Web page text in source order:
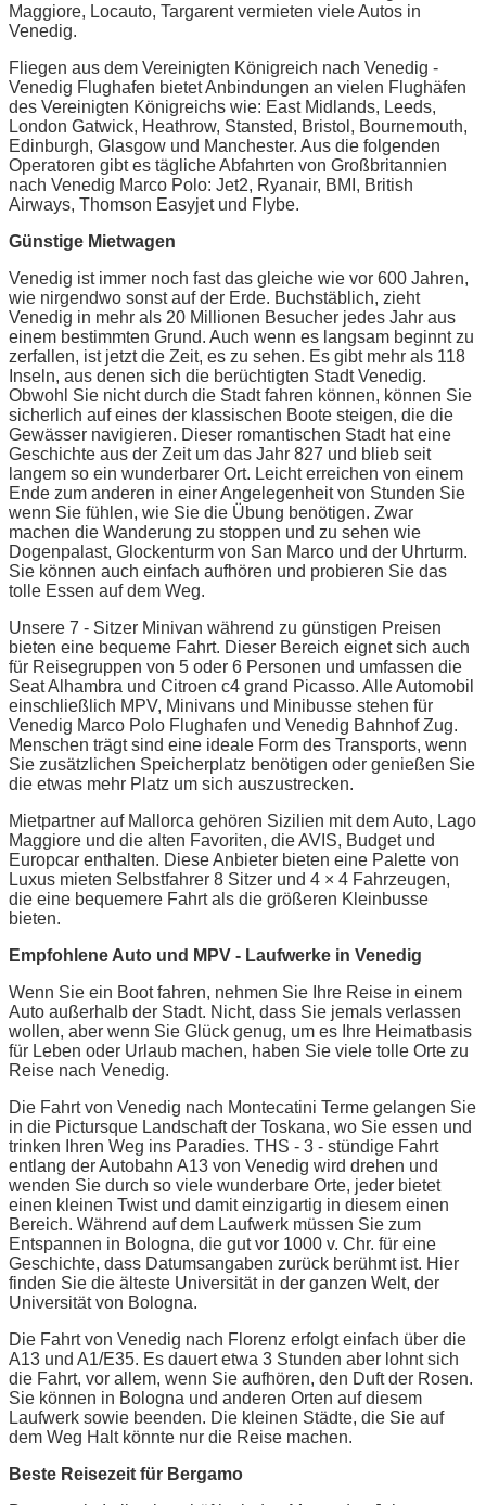
Maggiore, Locauto, Targarent vermieten viele Autos in
Venedig.
Fliegen aus dem Vereinigten Königreich nach Venedig -
Venedig Flughafen bietet Anbindungen an vielen Flughäfen
des Vereinigten Königreichs wie: East Midlands, Leeds,
London Gatwick, Heathrow, Stansted, Bristol, Bournemouth,
Edinburgh, Glasgow und Manchester. Aus die folgenden
Operatoren gibt es tägliche Abfahrten von Großbritannien
nach Venedig Marco Polo: Jet2, Ryanair, BMI, British
Airways, Thomson Easyjet und Flybe.
Günstige Mietwagen
Venedig ist immer noch fast das gleiche wie vor 600 Jahren,
wie nirgendwo sonst auf der Erde. Buchstäblich, zieht
Venedig in mehr als 20 Millionen Besucher jedes Jahr aus
einem bestimmten Grund. Auch wenn es langsam beginnt zu
zerfallen, ist jetzt die Zeit, es zu sehen. Es gibt mehr als 118
Inseln, aus denen sich die berüchtigten Stadt Venedig.
Obwohl Sie nicht durch die Stadt fahren können, können Sie
sicherlich auf eines der klassischen Boote steigen, die die
Gewässer navigieren. Dieser romantischen Stadt hat eine
Geschichte aus der Zeit um das Jahr 827 und blieb seit
langem so ein wunderbarer Ort. Leicht erreichen von einem
Ende zum anderen in einer Angelegenheit von Stunden Sie
wenn Sie fühlen, wie Sie die Übung benötigen. Zwar
machen die Wanderung zu stoppen und zu sehen wie
Dogenpalast, Glockenturm von San Marco und der Uhrturm.
Sie können auch einfach aufhören und probieren Sie das
tolle Essen auf dem Weg.
Unsere 7 - Sitzer Minivan während zu günstigen Preisen
bieten eine bequeme Fahrt. Dieser Bereich eignet sich auch
für Reisegruppen von 5 oder 6 Personen und umfassen die
Seat Alhambra und Citroen c4 grand Picasso. Alle Automobil
einschließlich MPV, Minivans und Minibusse stehen für
Venedig Marco Polo Flughafen und Venedig Bahnhof Zug.
Menschen trägt sind eine ideale Form des Transports, wenn
Sie zusätzlichen Speicherplatz benötigen oder genießen Sie
die etwas mehr Platz um sich auszustrecken.
Mietpartner auf Mallorca gehören Sizilien mit dem Auto, Lago
Maggiore und die alten Favoriten, die AVIS, Budget und
Europcar enthalten. Diese Anbieter bieten eine Palette von
Luxus mieten Selbstfahrer 8 Sitzer und 4 × 4 Fahrzeugen,
die eine bequemere Fahrt als die größeren Kleinbusse
bieten.
Empfohlene Auto und MPV - Laufwerke in Venedig
Wenn Sie ein Boot fahren, nehmen Sie Ihre Reise in einem
Auto außerhalb der Stadt. Nicht, dass Sie jemals verlassen
wollen, aber wenn Sie Glück genug, um es Ihre Heimatbasis
für Leben oder Urlaub machen, haben Sie viele tolle Orte zu
Reise nach Venedig.
Die Fahrt von Venedig nach Montecatini Terme gelangen Sie
in die Pictursque Landschaft der Toskana, wo Sie essen und
trinken Ihren Weg ins Paradies. THS - 3 - stündige Fahrt
entlang der Autobahn A13 von Venedig wird drehen und
wenden Sie durch so viele wunderbare Orte, jeder bietet
einen kleinen Twist und damit einzigartig in diesem einen
Bereich. Während auf dem Laufwerk müssen Sie zum
Entspannen in Bologna, die gut vor 1000 v. Chr. für eine
Geschichte, dass Datumsangaben zurück berühmt ist. Hier
finden Sie die älteste Universität in der ganzen Welt, der
Universität von Bologna.
Die Fahrt von Venedig nach Florenz erfolgt einfach über die
A13 und A1/E35. Es dauert etwa 3 Stunden aber lohnt sich
die Fahrt, vor allem, wenn Sie aufhören, den Duft der Rosen.
Sie können in Bologna und anderen Orten auf diesem
Laufwerk sowie beenden. Die kleinen Städte, die Sie auf
dem Weg Halt könnte nur die Reise machen.
Beste Reisezeit für Bergamo